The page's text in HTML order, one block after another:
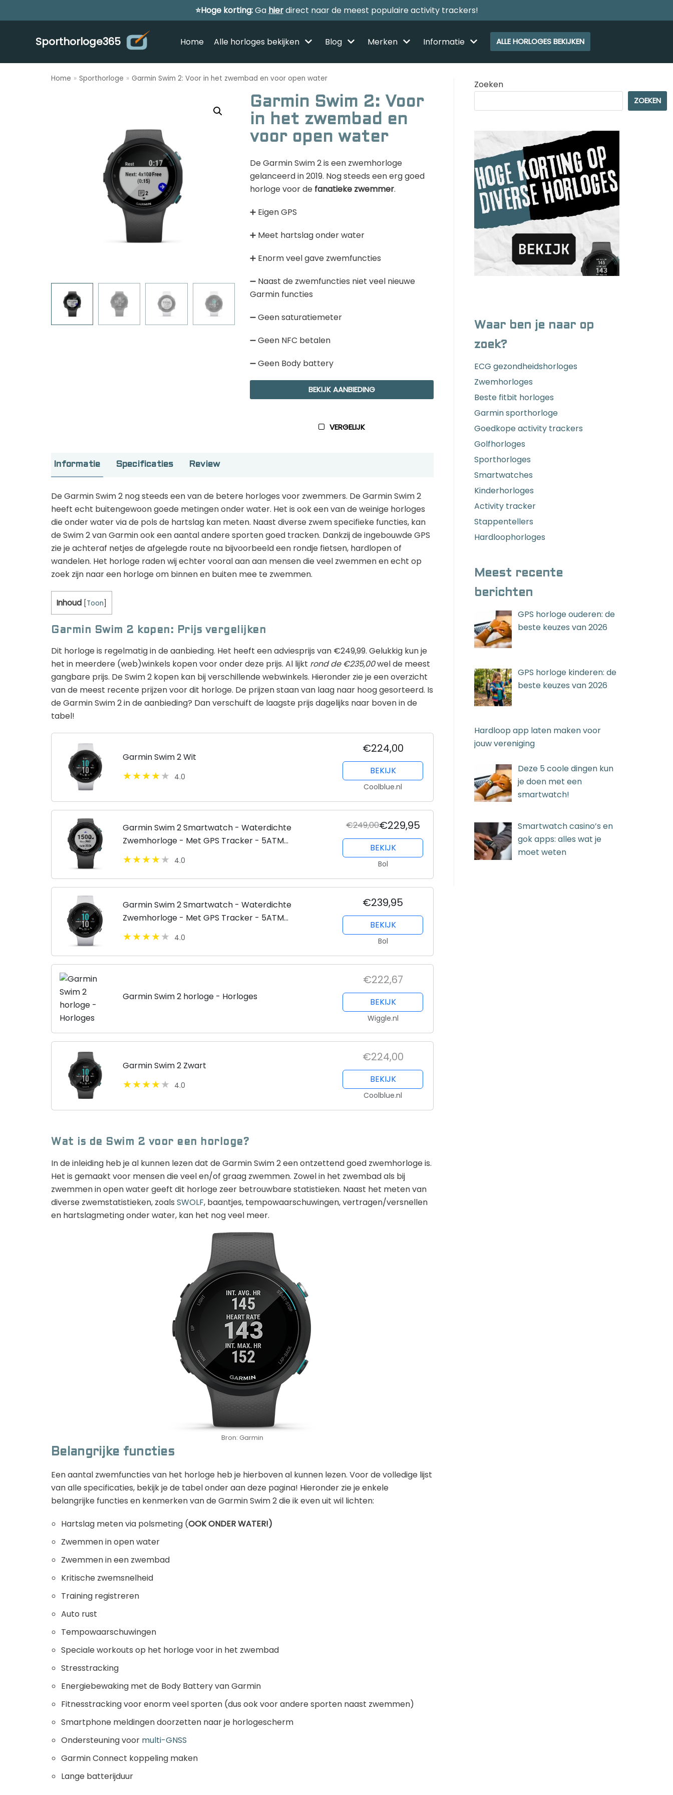
naar
⭐Hoge korting:Ga hierdirect naar de meest populaire activity trackers!
Sporthorloge365 Home Alle horloges bekijken Blog Merken Informatie ALLE HORLOGES BEKIJKEN
Alle sporthorloges
Smartwatches
Horloge voor kinderen
Gezondheidshorloge
Vergelijk
Reviews
Apple
Suunto
Wahoo
Withings
Xiaomi
Nieuws
Home » Sporthorloge » Garmin Swim 2: Voor in het zwembad en voor open water
Garmin Swim 2: Voor
in het zwembad en
voor open water
De Garmin Swim 2 is een zwemhorloge
gelanceerd in 2019. Nog steeds een erg goed
horloge voor de fanatieke zwemmer.
➕ Eigen GPS
➕ Meet hartslag onder water
➕ Enorm veel gave zwemfuncties
➖ Naast de zwemfuncties niet veel nieuwe
Garmin functies
➖ Geen saturatiemeter
➖ Geen NFC betalen
➖ Geen Body battery
BEKIJK AANBIEDING
VERGELIJK
Informatie Specificaties Review
De Garmin Swim 2 nog steeds een van de betere horloges voor zwemmers. De Garmin Swim 2
heeft echt buitengewoon goede metingen onder water. Het is ook een van de weinige horloges
die onder water via de pols de hartslag kan meten. Naast diverse zwem specifieke functies, kan
de Swim 2 van Garmin ook een aantal andere sporten goed tracken. Dankzij de ingebouwde GPS
zie je achteraf netjes de afgelegde route na bijvoorbeeld een rondje fietsen, hardlopen of
wandelen. Het horloge raden wij echter vooral aan aan mensen die veel zwemmen en echt op
zoek zijn naar een horloge om binnen en buiten mee te zwemmen.
Inhoud Toon
Garmin Swim 2 kopen: Prijs vergelijken
Dit horloge is regelmatig in de aanbieding. Het heeft een adviesprijs van €249,99. Gelukkig kun je
het in meerdere (web)winkels kopen voor onder deze prijs. Al lijkt rond de €235,00wel de meest
gangbare prijs. De Swim 2 kopen kan bij verschillende webwinkels. Hieronder zie je een overzicht
van de meest recente prijzen voor dit horloge. De prijzen staan van laag naar hoog gesorteerd. Is
de Garmin Swim 2 in de aanbieding? Dan verschuift de laagste prijs dagelijks naar boven in de
tabel!
Garmin Swim 2 Wit
4.0
€224,00
BEKIJK
Coolblue.nl
Garmin Swim 2 Smartwatch - Waterdichte
Zwemhorloge - Met GPS Tracker - 5ATM
Waterdicht - Zwart
4.0
€249,00€229,95
BEKIJK
Bol
Garmin Swim 2 Smartwatch - Waterdichte
Zwemhorloge - Met GPS Tracker - 5ATM
Waterdicht - Wit
4.0
€239,95
BEKIJK
Bol
Garmin Swim 2 horloge - Horloges
€222,67
BEKIJK
Wiggle.nl
Garmin Swim 2 Zwart
4.0
€224,00
BEKIJK
Coolblue.nl
Wat is de Swim 2 voor een horloge?
In de inleiding heb je al kunnen lezen dat de Garmin Swim 2 een ontzettend goed zwemhorloge is.
Het is gemaakt voor mensen die veel en/of graag zwemmen. Zowel in het zwembad als bij
zwemmen in open water geeft dit horloge zeer betrouwbare statistieken. Naast het meten van
diverse zwemstatistieken, zoals SWOLF, baantjes, tempowaarschuwingen, vertragen/versnellen
en hartslagmeting onder water, kan het nog veel meer.
Bron: Garmin
Belangrijke functies
Een aantal zwemfuncties van het horloge heb je hierboven al kunnen lezen. Voor de volledige lijst
van alle specificaties, bekijk je de tabel onder aan deze pagina! Hieronder zie je enkele
belangrijke functies en kenmerken van de Garmin Swim 2 die ik even uit wil lichten:
Hartslag meten via polsmeting (OOK ONDER WATER!)
Zwemmen in open water
Zwemmen in een zwembad
Kritische zwemsnelheid
Training registreren
Auto rust
Tempowaarschuwingen
Speciale workouts op het horloge voor in het zwembad
Stresstracking
Energiebewaking met de Body Battery van Garmin
Fitnesstracking voor enorm veel sporten (dus ook voor andere sporten naast zwemmen)
Smartphone meldingen doorzetten naar je horlogescherm
Ondersteuning voor multi-GNSS
Garmin Connect koppeling maken
Lange batterijduur
Zoeken
ZOEKEN
Waar ben je naar op
zoek?
ECG gezondheidshorloges
Zwemhorloges
Beste fitbit horloges
Garmin sporthorloge
Goedkope activity trackers
Golfhorloges
Sporthorloges
Smartwatches
Kinderhorloges
Activity tracker
Stappentellers
Hardloophorloges
Meest recente
berichten
GPS horloge ouderen: de
beste keuzes van 2026
GPS horloge kinderen: de
beste keuzes van 2026
Hardloop app laten maken voor
jouw vereniging
Deze 5 coole dingen kun
je doen met een
smartwatch!
Smartwatch casino’s en
gok apps: alles wat je
moet weten